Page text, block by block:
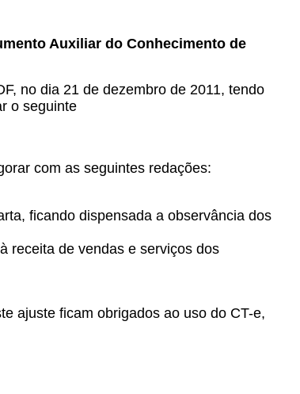
Auxiliar do Conhecimento de
no dia 21 de dezembro de 2011, tendo
o seguinte
com as seguintes redações:
ficando dispensada a observância dos
receita de vendas e serviços dos
ajuste ficam obrigados ao uso do CT-e,